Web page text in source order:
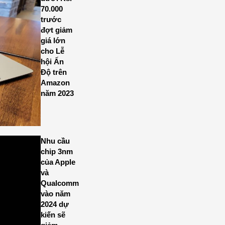
70.000
trước
đợt giảm
giá lớn
cho Lễ
hội Ấn
Độ trên
Amazon
năm 2023
Nhu cầu
chip 3nm
của Apple
và
Qualcomm
vào năm
2024 dự
kiến sẽ